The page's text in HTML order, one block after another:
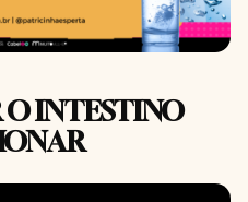
O INTESTINO